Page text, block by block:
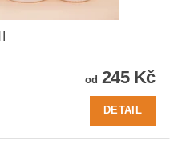
od 245 Kč
DETAIL